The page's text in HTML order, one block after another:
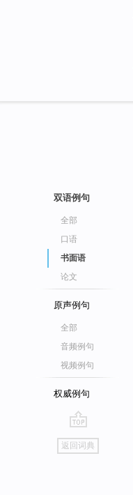
双语例句
全部
口语
书面语
论文
原声例句
全部
音频例句
视频例句
权威例句
go
top
返回词典